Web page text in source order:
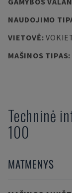
NAUDOJIMO
VIETOVĖ:
MAŠINOS TIPAS:
Techninė
100
MATMENYS